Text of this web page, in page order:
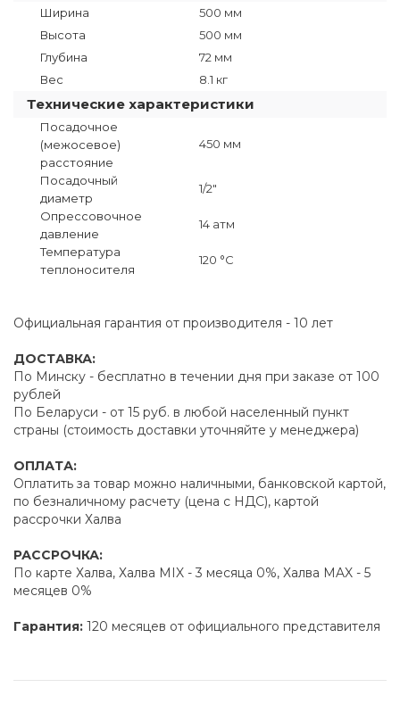
Ширина
500 мм
Высота
500 мм
Глубина
72 мм
Вес
8.1 кг
Технические характеристики
Посадочное
(межосевое)
расстояние
450 мм
Посадочный
диаметр
1/2"
Опрессовочное
давление
14 атм
Температура
теплоносителя
120 °C
Официальная гарантия от производителя - 10 лет
ДОСТАВКА:
По Минску - бесплатно в течении дня при заказе от 100
рублей
По Беларуси - от 15 руб. в любой населенный пункт
страны (стоимость доставки уточняйте у менеджера)
ОПЛАТА:
Оплатить за товар можно наличными, банковской картой,
по безналичному расчету (цена с НДС), картой
рассрочки Халва
РАССРОЧКА:
По карте Халва, Халва MIX - 3 месяца 0%, Халва MAX - 5
месяцев 0%
Гарантия: 120 месяцев от официального представителя